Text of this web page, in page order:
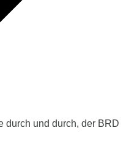
durch und durch, der BRD